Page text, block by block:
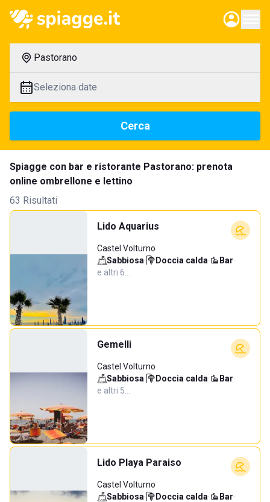
Pastorano
Seleziona date
Cerca
Spiagge con bar e ristorante Pastorano: prenota
online ombrellone e lettino
63 Risultati
Lido Aquarius
Castel Volturno
Sabbiosa· Doccia calda· Bar·
e altri 6…
Gemelli
Castel Volturno
Sabbiosa· Doccia calda· Bar·
e altri 5…
Lido Playa Paraiso
Castel Volturno
Sabbiosa· Doccia calda· Bar·